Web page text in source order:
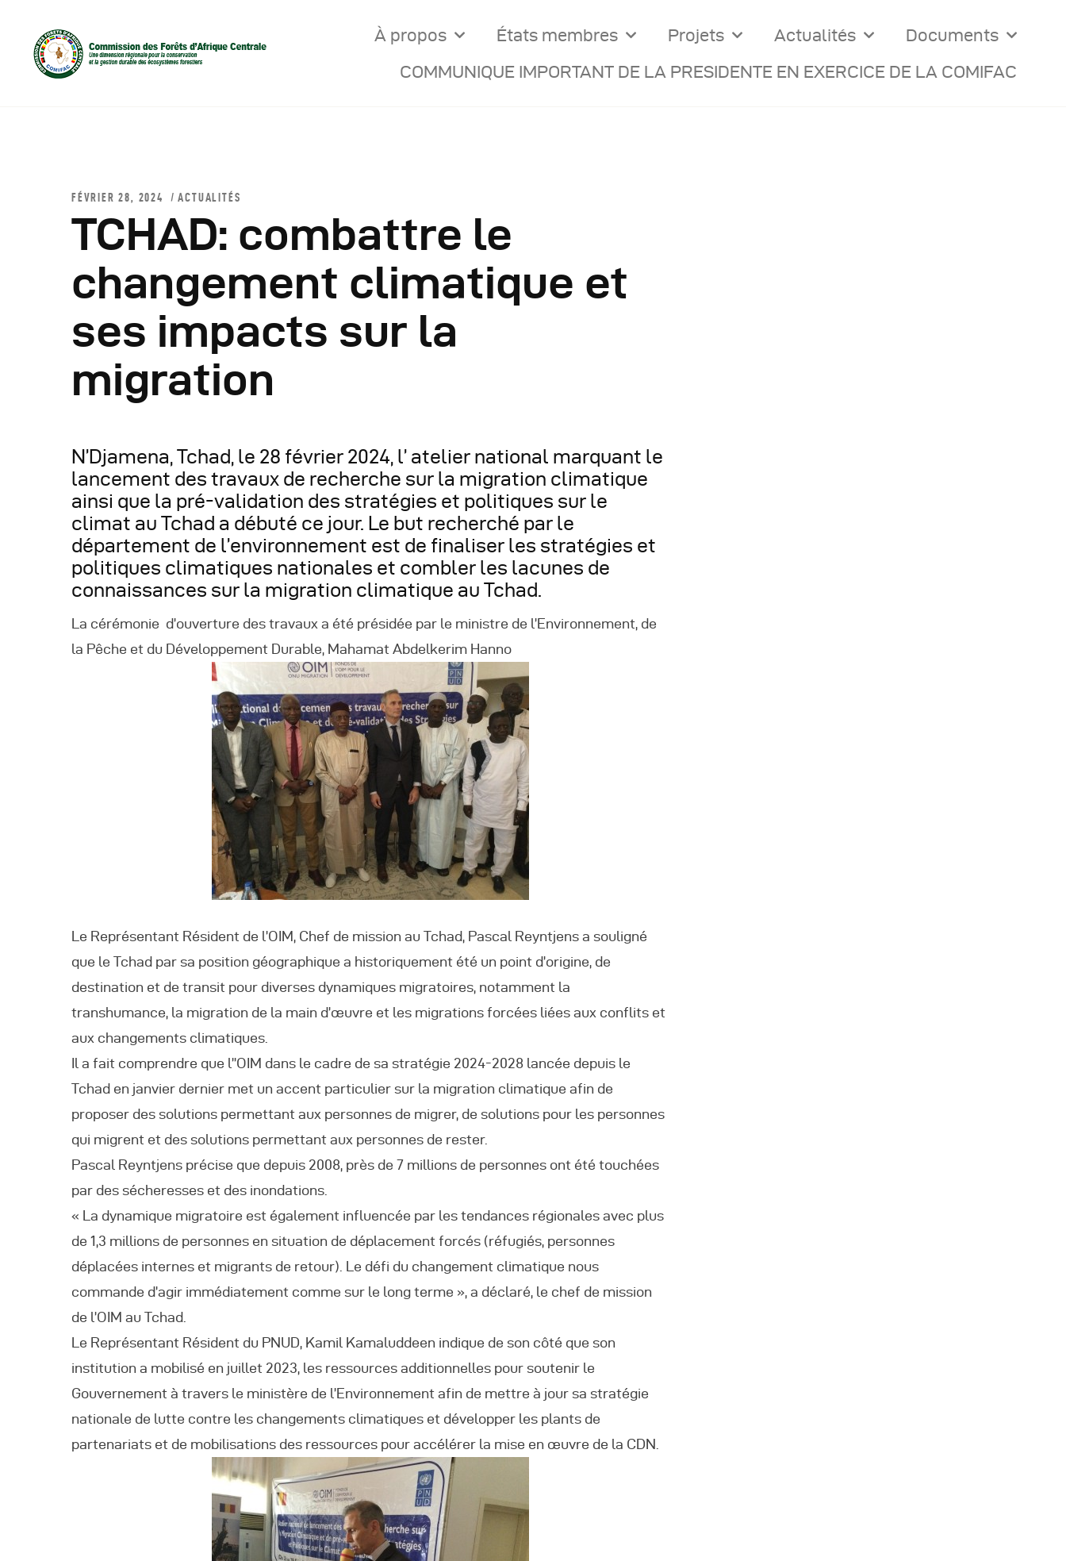
À propos États membres Projets Actualités
Documents
COMMUNIQUE IMPORTANT DE LA PRESIDENTE EN EXERCICE DE LA COMIFAC
Documents Officiels
Conseils Des Ministres
Comptes Rendus De
Rapports
Publications
COMIFAC Newsletter
Réunions Réseaux
CEFDHAC
Autres Publications
FÉVRIER 28, 2024 ACTUALITÉS
TCHAD: combattre le
changement climatique et
ses impacts sur la
migration
N’Djamena, Tchad, le 28 février 2024, l’ atelier national marquant le
lancement des travaux de recherche sur la migration climatique
ainsi que la pré-validation des stratégies et politiques sur le
climat au Tchad a débuté ce jour. Le but recherché par le
département de l’environnement est de finaliser les stratégies et
politiques climatiques nationales et combler les lacunes de
connaissances sur la migration climatique au Tchad.
La cérémonie d’ouverture des travaux a été présidée par le ministre de l’Environnement, de
la Pêche et du Développement Durable, Mahamat Abdelkerim Hanno
Le Représentant Résident de l’OIM, Chef de mission au Tchad, Pascal Reyntjens a souligné
que le Tchad par sa position géographique a historiquement été un point d’origine, de
destination et de transit pour diverses dynamiques migratoires, notamment la
transhumance, la migration de la main d’œuvre et les migrations forcées liées aux conflits et
aux changements climatiques.
Il a fait comprendre que l’’OIM dans le cadre de sa stratégie 2024-2028 lancée depuis le
Tchad en janvier dernier met un accent particulier sur la migration climatique afin de
proposer des solutions permettant aux personnes de migrer, de solutions pour les personnes
qui migrent et des solutions permettant aux personnes de rester.
Pascal Reyntjens précise que depuis 2008, près de 7 millions de personnes ont été touchées
par des sécheresses et des inondations.
« La dynamique migratoire est également influencée par les tendances régionales avec plus
de 1,3 millions de personnes en situation de déplacement forcés (réfugiés, personnes
déplacées internes et migrants de retour). Le défi du changement climatique nous
commande d’agir immédiatement comme sur le long terme », a déclaré, le chef de mission
de l’OIM au Tchad.
Le Représentant Résident du PNUD, Kamil Kamaluddeen indique de son côté que son
institution a mobilisé en juillet 2023, les ressources additionnelles pour soutenir le
Gouvernement à travers le ministère de l’Environnement afin de mettre à jour sa stratégie
nationale de lutte contre les changements climatiques et développer les plants de
partenariats et de mobilisations des ressources pour accélérer la mise en œuvre de la CDN.